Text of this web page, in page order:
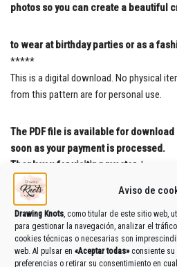
Aviso de
Drawing Knots, como titular de este sitio web,
para gestionar la navegación, analizar el
cookies técnicas o necesarias son
web. Al pulsar en «Aceptar todas»consiente su
preferencias o retirar su consentimiento en
photos so you can create a beautiful
to wear at birthday parties or as a
*****
This is a digital download. No physical
from this pattern are for personal use.
The PDF file is available for
soon as your payment is processed.
Thank you for visiting my stor e!
PRODUCTOS